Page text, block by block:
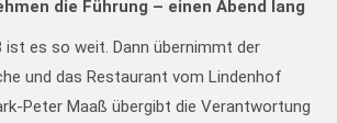
die Führung – einen Abend lang
ist es so weit. Dann übernimmt der
und das Restaurant vom Lindenhof
Peter Maaß übergibt die Verantwortung